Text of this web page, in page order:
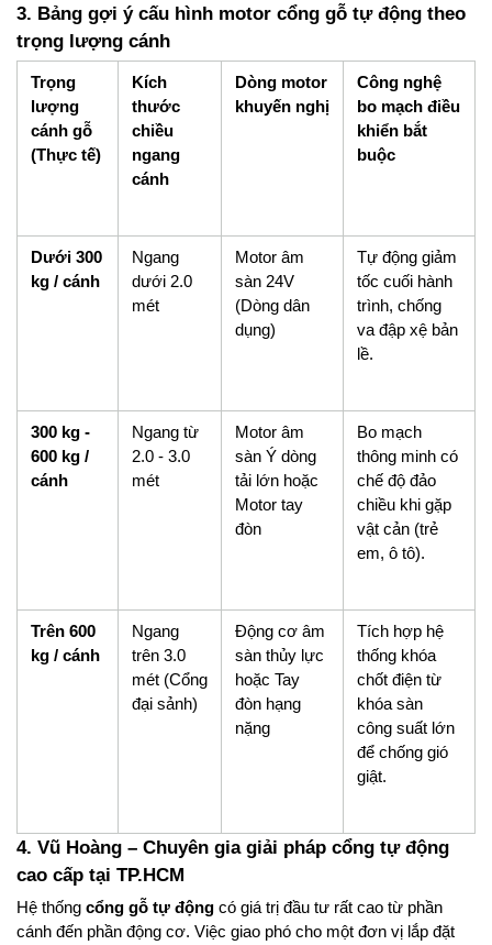
3. Bảng gợi ý cấu hình motor cổng gỗ tự động theo
trọng lượng cánh
Trọng
lượng
cánh gỗ
(Thực tế)
Kích
thước
chiều
ngang
cánh
Dòng motor
khuyến nghị
Công nghệ
bo mạch điều
khiển bắt
buộc
Dưới 300
kg / cánh
Ngang
dưới 2.0
mét
Motor âm
sàn 24V
(Dòng dân
dụng)
Tự động giảm
tốc cuối hành
trình, chống
va đập xệ bản
lề.
300 kg -
600 kg /
cánh
Ngang từ
2.0 - 3.0
mét
Motor âm
sàn Ý dòng
tải lớn hoặc
Motor tay
đòn
Bo mạch
thông minh có
chế độ đảo
chiều khi gặp
vật cản (trẻ
em, ô tô).
Trên 600
kg / cánh
Ngang
trên 3.0
mét (Cổng
đại sảnh)
Động cơ âm
sàn thủy lực
hoặc Tay
đòn hạng
nặng
Tích hợp hệ
thống khóa
chốt điện từ
khóa sàn
công suất lớn
để chống gió
giật.
4. Vũ Hoàng – Chuyên gia giải pháp cổng tự động
cao cấp tại TP.HCM
Hệ thống cổng gỗ tự động có giá trị đầu tư rất cao từ phần
cánh đến phần động cơ. Việc giao phó cho một đơn vị lắp đặt